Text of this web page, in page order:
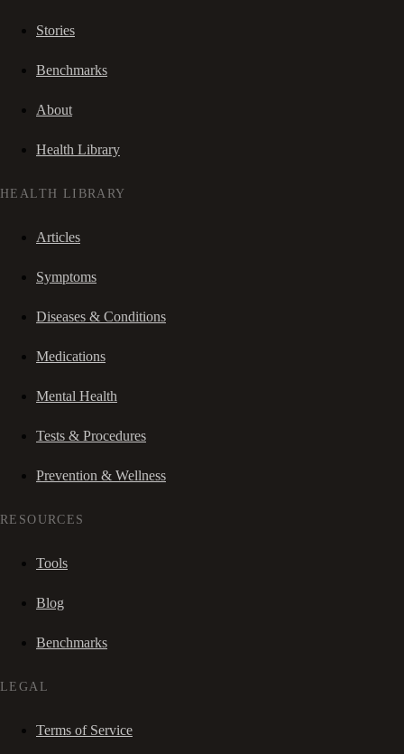
Stories
Benchmarks
About
Health Library
HEALTH LIBRARY
Articles
Symptoms
Diseases & Conditions
Medications
Mental Health
Tests & Procedures
Prevention & Wellness
RESOURCES
Tools
Blog
Benchmarks
LEGAL
Terms of Service